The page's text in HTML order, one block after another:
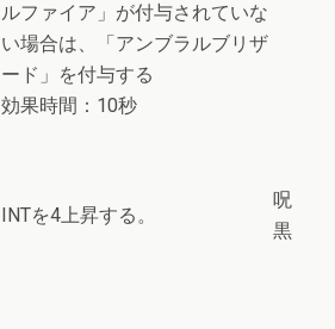
ルファイア」が付与されていな
い場合は、「アンブラルブリザ
ード」を付与する
効果時間：10秒
INTを4上昇する。
呪
黒